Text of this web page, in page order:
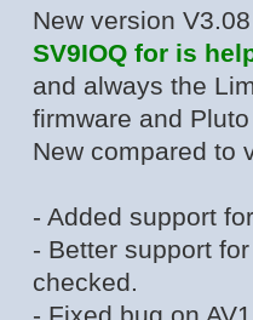
New version
SV9IOQ for is
and always the
firmware and
New compared to
- Added support
- Better support
checked.
- Fixed bug on